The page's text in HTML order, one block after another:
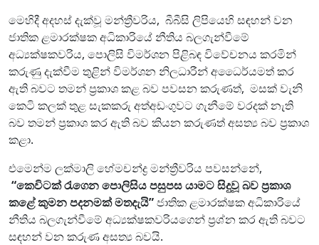
මෙහිදී අදහස් දැක්වූ මන්ත්‍රීවරිය, බීබීසි ලිපියෙහි සඳහන් වන
ජාතික ළමාරක්ෂක අධිකාරියේ නීතිය බලගැන්වීමේ
අධ්‍යක්ෂකවරිය, පොලිසි විමර්ශන පිළිබඳ විවේචනය කරමින්
කරුණු දැක්වීම තුළින් විමර්ශන නිලධාරීන් අධෛර්යමත් කර
ඇති බවට තමන් ප්‍රකාශ කළ බව පවසන කරුණත්, මසක් වැනි
කෙටි කලක් තුළ සැකකරු අත්අඩංගුවට ගැනීමේ වරදක් නැති
බව තමන් ප්‍රකාශ කර ඇති බව කියන කරුණත් අසත්‍ය බව ප්‍රකාශ
කළා.
එමෙන්ම ලක්මාලි හේමචන්ද්‍ර මන්ත්‍රීවරිය පවසන්නේ,
“කෙවිටක් රැගෙන පොලිසිය පසුපස යාමට සිදුවූ බව ප්‍රකාශ
කළේ කුමන පදනමක් මතදැයි”ජාතික ළමාරක්ෂක අධිකාරියේ
නීතිය බලගැන්වීමේ අධ්‍යක්ෂකවරියගෙන් ප්‍රශ්න කර ඇති බවට
සඳහන් වන කරුණ අසත්‍ය බවයි.